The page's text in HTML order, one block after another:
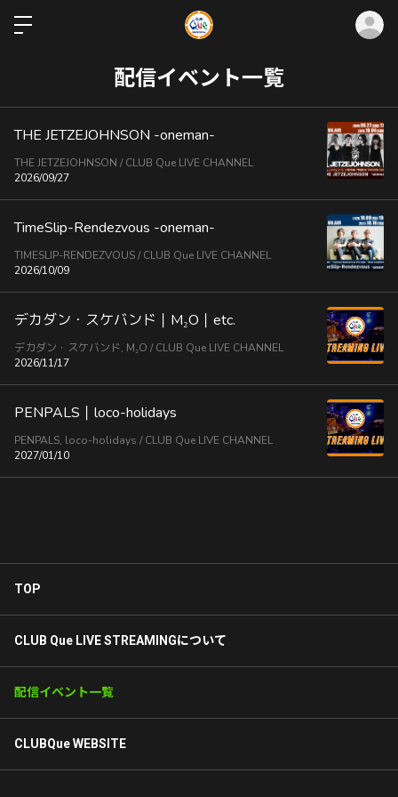
配信イベント一覧
THE JETZEJOHNSON -oneman-
THE JETZEJOHNSON / CLUB Que LIVE CHANNEL
2026/09/27
TimeSlip-Rendezvous -oneman-
TIMESLIP-RENDEZVOUS / CLUB Que LIVE CHANNEL
2026/10/09
デカダン・スケバンド｜M₂O｜etc.
デカダン・スケバンド, M₂O / CLUB Que LIVE CHANNEL
2026/11/17
PENPALS｜loco-holidays
PENPALS, loco-holidays / CLUB Que LIVE CHANNEL
2027/01/10
TOP
CLUB Que LIVE STREAMINGについて
配信イベント一覧
CLUBQue WEBSITE